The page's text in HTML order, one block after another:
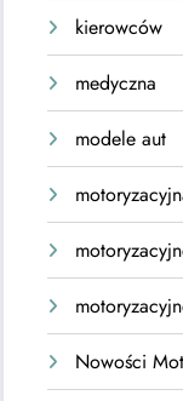
kierowców
medyczna
modele aut
Nowości